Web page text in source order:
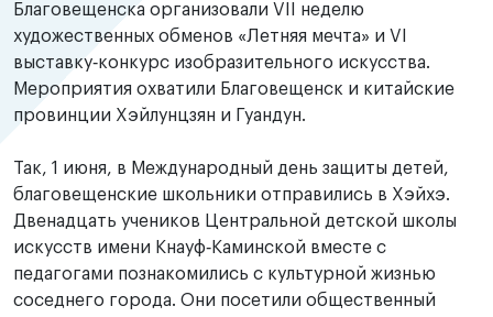
Благовещенска организовали VII неделю
художественных обменов «Летняя мечта» и VI
выставку‑конкурс изобразительного искусства.
Мероприятия охватили Благовещенск и китайские
провинции Хэйлунцзян и Гуандун.
Так, 1 июня, в Международный день защиты детей,
благовещенские школьники отправились в Хэйхэ.
Двенадцать учеников Центральной детской школы
искусств имени Кнауф‑Каминской вместе с
педагогами познакомились с культурной жизнью
соседнего города. Они посетили общественный